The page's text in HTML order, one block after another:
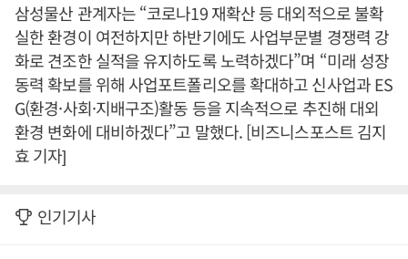
삼성물산 관계자는 “코로나19 재확산 등 대외적으로 불확
실한 환경이 여전하지만 하반기에도 사업부문별 경쟁력 강
화로 견조한 실적을 유지하도록 노력하겠다”며 “미래 성장
동력 확보를 위해 사업포트폴리오를 확대하고 신사업과 ES
G(환경·사회·지배구조)활동 등을 지속적으로 추진해 대외
환경 변화에 대비하겠다”고 말했다. [비즈니스포스트 김지
효 기자]
인기기사